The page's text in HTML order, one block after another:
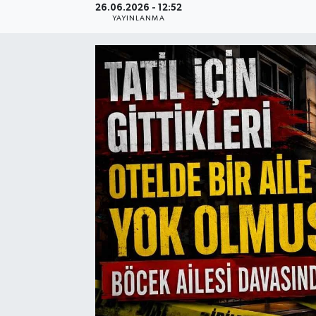
26.06.2026 - 12:52
YAYINLANMA